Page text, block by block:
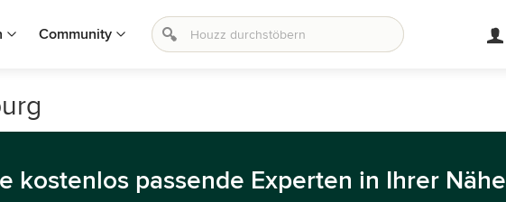
Community
kostenlos passende Experten in Ihrer Nähe